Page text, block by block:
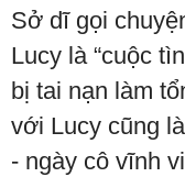
Sở dĩ gọi
Lucy là “cuộc
bị tai nạn làm
với Lucy cũng
- ngày cô vĩnh